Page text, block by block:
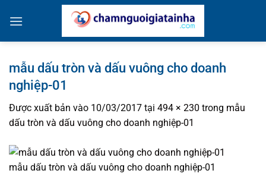
qua
mẫu dấu tròn và dấu vuông cho doanh
nghiệp-01
Được xuất bản vào 10/03/2017 tại 494 × 230 trong mẫu
dấu tròn và dấu vuông cho doanh nghiệp-01
mẫu dấu tròn và dấu vuông cho doanh nghiệp-01